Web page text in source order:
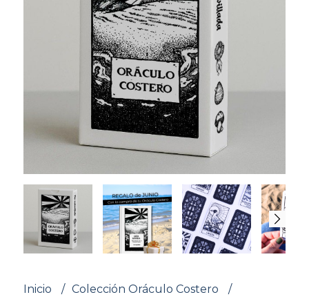
Inicio
Colección Oráculo Costero